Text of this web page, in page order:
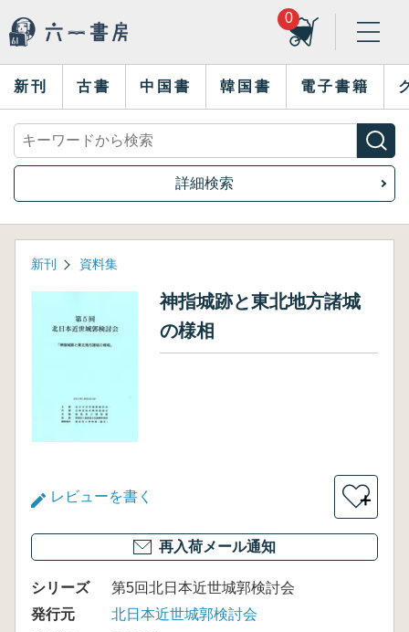
0
新刊 古書 中国書 韓国書 電子書籍
詳細検索
新刊 資料集
神指城跡と東北地方諸城
の様相
レビューを書く ＋
再入荷メール通知
シリーズ
第5回北日本近世城郭検討会
発行元
北日本近世城郭検討会